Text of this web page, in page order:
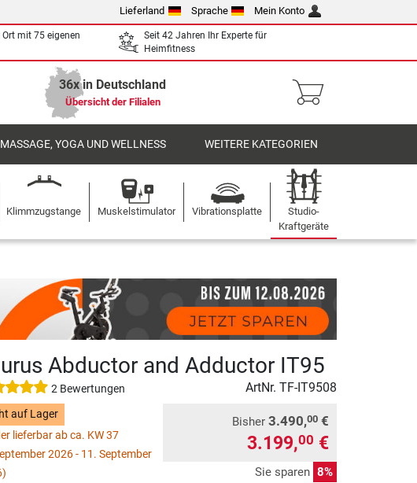
Lieferland Sprache Mein Konto
mit 75 eigenen
Seit 42 Jahren Ihr Experte für
Heimfitness
36x in Deutschland
Übersicht der Filialen
MASSAGE, YOGA UND WELLNESS WEITERE KATEGORIEN
Klimmzugstange Muskelstimulator Vibrationsplatte
Studio-
Kraftgeräte
Abductor and Adductor IT95
2 Bewertungen ArtNr. TF-IT9508
auf Lager
lieferbar ab ca. KW 37
2026 - 11. September
Bisher 3.490,00 €
3.199,00 €
Sie sparen 8%